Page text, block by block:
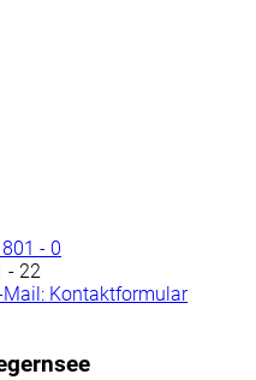
- 0
- 22
Mail: Kontaktformular